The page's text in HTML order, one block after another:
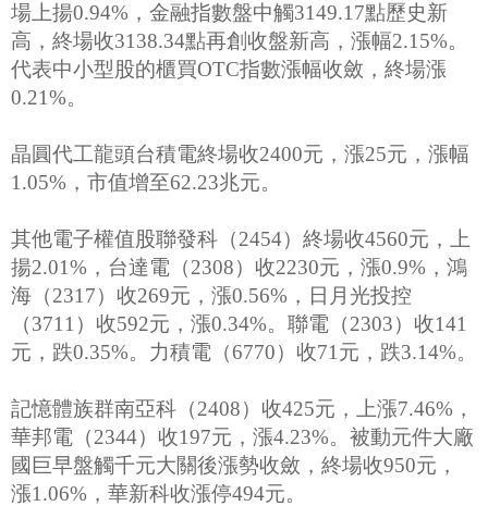
場上揚0.94%，金融指數盤中觸3149.17點歷史新
高，終場收3138.34點再創收盤新高，漲幅2.15%。
代表中小型股的櫃買OTC指數漲幅收斂，終場漲
0.21%。
晶圓代工龍頭台積電終場收2400元，漲25元，漲幅
1.05%，市值增至62.23兆元。
其他電子權值股聯發科（2454）終場收4560元，上
揚2.01%，台達電（2308）收2230元，漲0.9%，鴻
海（2317）收269元，漲0.56%，日月光投控
（3711）收592元，漲0.34%。聯電（2303）收141
元，跌0.35%。力積電（6770）收71元，跌3.14%。
記憶體族群南亞科（2408）收425元，上漲7.46%，
華邦電（2344）收197元，漲4.23%。被動元件大廠
國巨早盤觸千元大關後漲勢收斂，終場收950元，
漲1.06%，華新科收漲停494元。